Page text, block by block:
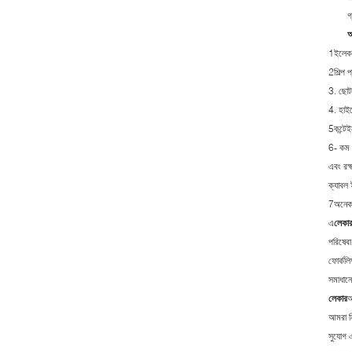
2শিল্প
3. ছোট
4.
6- কম
এবং
ক্যাবল
7অনেক
এলেকার
লেকার
আমরা
সুযোগ